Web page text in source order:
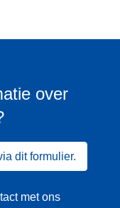
over
dit formulier.
met ons